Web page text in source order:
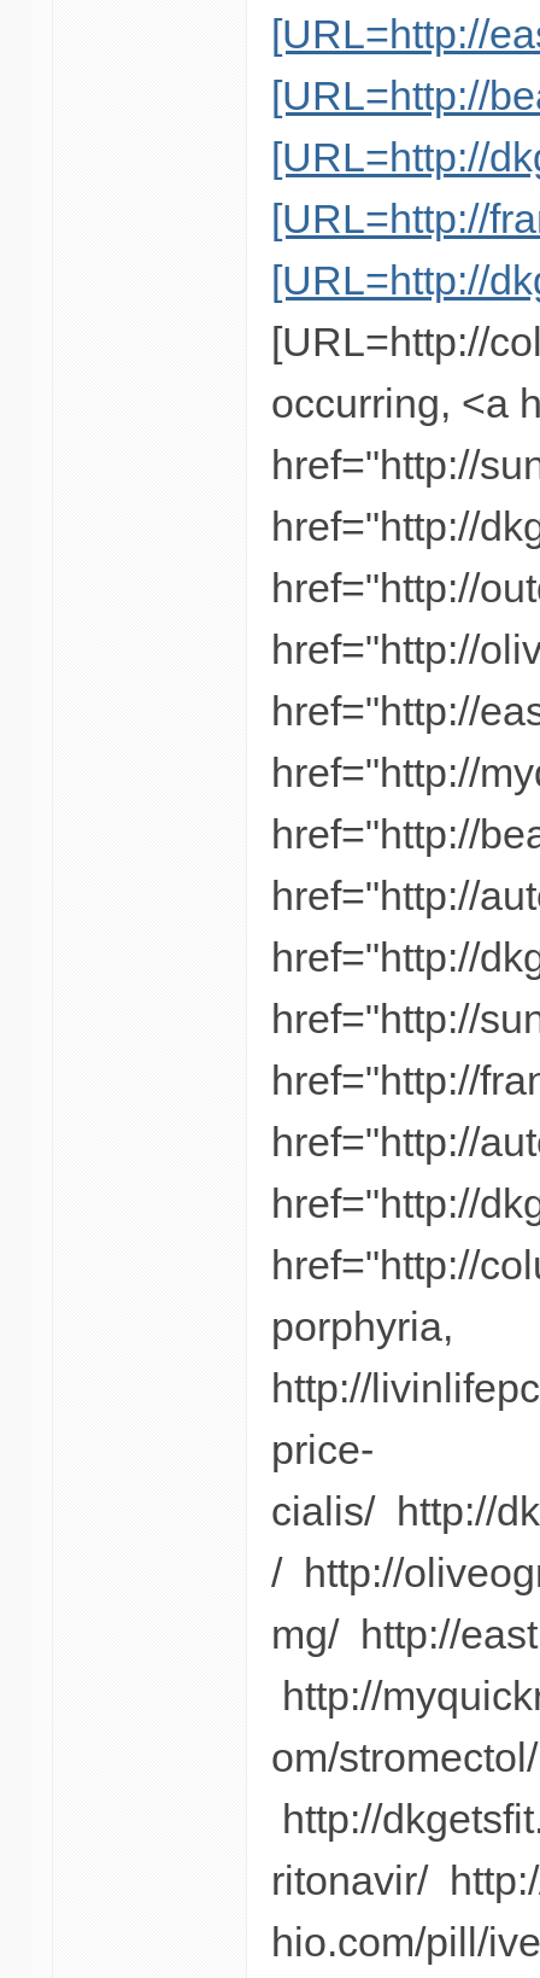
[URL=http://
[URL=http://
[URL=http://
[URL=http://
[URL=http://
[URL=http://
occurring, <a
href="http://
href="http://
href="http://
href="http://
href="http://
href="http://
href="http://
href="http://
href="http://
href="http://
href="http://
href="http://
href="http://
href="http://
porphyria,
http://
price-
cialis/ http://
/ http://
mg/ http://
http://
om/
http://
ritonavir/
hio.com/pill/